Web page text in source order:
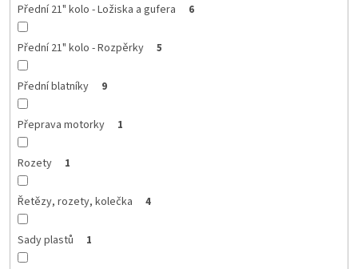
Přední 21" kolo - Ložiska a gufera 6
Přední 21" kolo - Rozpěrky 5
Přední blatníky 9
Přeprava motorky 1
Rozety 1
Řetězy, rozety, kolečka 4
Sady plastů 1